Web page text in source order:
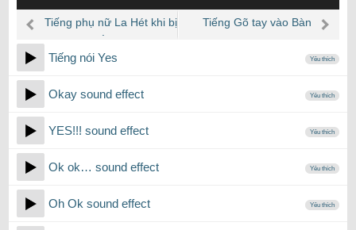
âm
thanh
Tiếng phụ nữ La Hét khi bị
Tiếng Gõ tay vào Bàn
Tiếng nói Yes Yêu thích
Okay sound effect Yêu thích
YES!!! sound effect Yêu thích
Ok ok… sound effect Yêu thích
Oh Ok sound effect Yêu thích